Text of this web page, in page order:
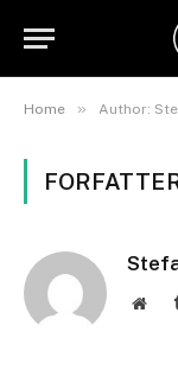
Home » Author: